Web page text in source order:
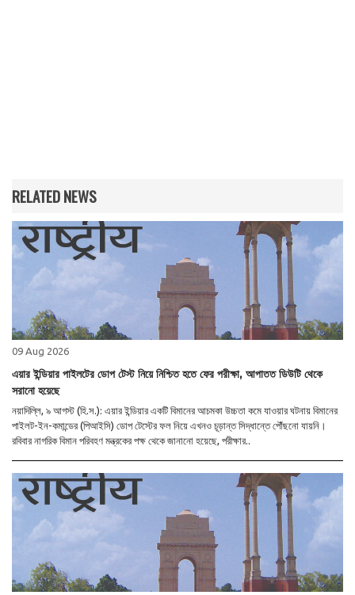
RELATED NEWS
09 Aug 2026
এয়ার ইন্ডিয়ার পাইলটের ডোপ টেস্ট নিয়ে নিশ্চিত হতে ফের পরীক্ষা, আপাতত ডিউটি থেকে
সরানো হয়েছে
নয়াদিল্লি, ৯ আগস্ট (হি.স.): এয়ার ইন্ডিয়ার একটি বিমানের আচমকা উচ্চতা কমে যাওয়ার ঘটনায় বিমানের
পাইলট-ইন-কমান্ডের (পিআইসি) ডোপ টেস্টের ফল নিয়ে এখনও চূড়ান্ত সিদ্ধান্তে পৌঁছনো যায়নি।
রবিবার নাগরিক বিমান পরিবহণ মন্ত্রকের পক্ষ থেকে জানানো হয়েছে, পরীক্ষার..